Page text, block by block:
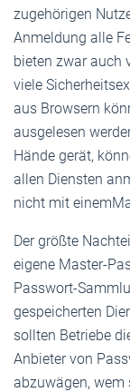
zugehörigen
Anmeldung alle
bieten zwar auch
viele
aus Browsern
ausgelesen
Hände gerät,
allen Diensten
nicht mit
Der größte
eigene Master-
Passwort-
gespeicherten
sollten Betriebe
Anbieter von
abzuwägen, wem